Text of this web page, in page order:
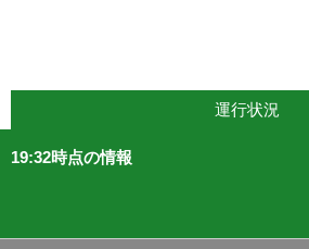
運行状況
19:32時点の情報